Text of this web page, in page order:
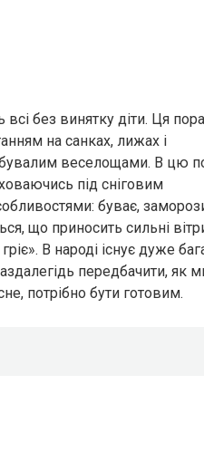
без винятку діти. Ця пора
на санках, лижах і
веселощами. В цю
під сніговим
буває,
що приносить сильні
В народі існує дуже
передбачити, як
потрібно бути готовим.